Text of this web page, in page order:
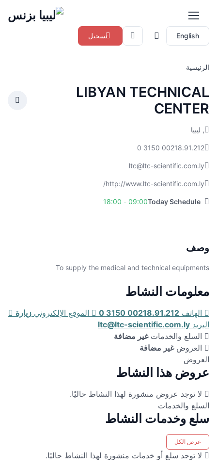
English تسجيل
الرئيسية
LIBYAN TECHNICAL
CENTER
, ليبيا
00218.91.212 3150 0
ltc@ltc-scientific.com.ly
http://www.ltc-scientific.com.ly/
Today Schedule
09:00 - 18:00
وصف
To supply the medical and technical equipments
معلومات النشاط
الهاتف 00218.91.212 3150 0 الموقع الإلكتروني زيارة
البريد ltc@ltc-scientific.com.ly
السلع والخدمات غير مضافة
العروض غير مضافة
العروض
عروض هذا النشاط
لا توجد عروض منشورة لهذا النشاط حاليًا.
السلع والخدمات
سلع وخدمات النشاط
عرض الكل
لا توجد سلع أو خدمات منشورة لهذا النشاط حاليًا.